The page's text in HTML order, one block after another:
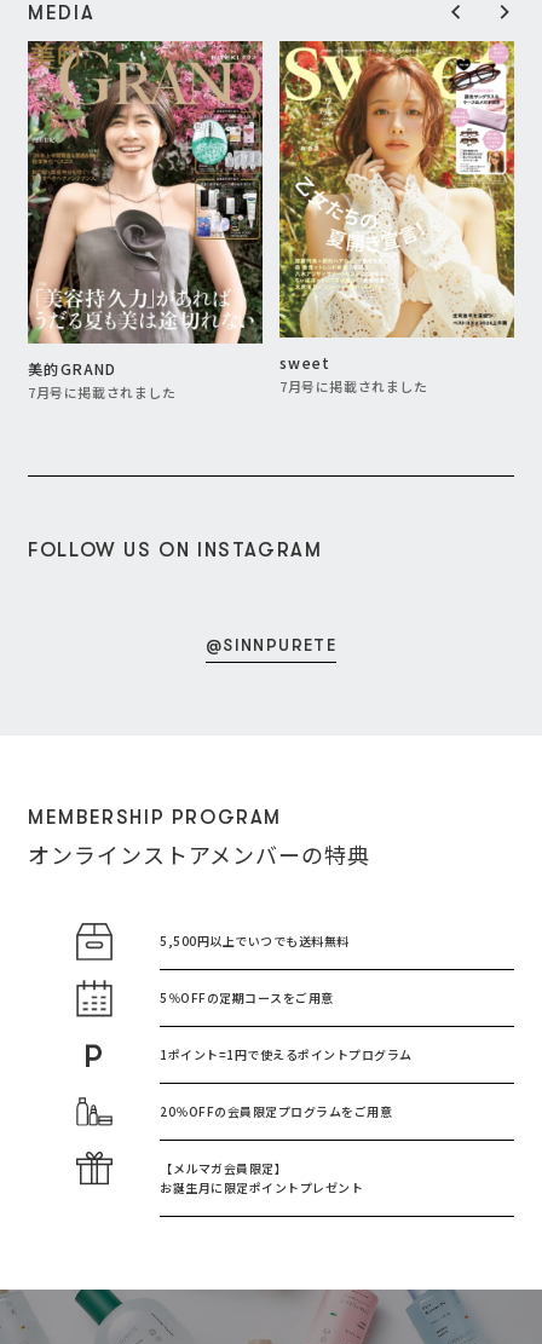
MEDIA
Precious
7月号に掲載されました
GLOW
7月号に掲載されました
FOLLOW US ON INSTAGRAM
@SINNPURETE
MEMBERSHIP PROGRAM
オンラインストアメンバーの特典
5,500円以上でいつでも送料無料
5％OFFの定期コースをご用意
1ポイント=1円で使えるポイントプログラム
20％OFFの会員限定プログラムをご用意
【メルマガ会員限定】
お誕生月に 限定ポイントプレゼント